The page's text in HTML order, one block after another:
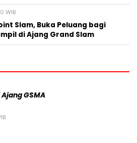
WIB
Slam, Buka Peluang bagi
di Ajang Grand Slam
GSMA